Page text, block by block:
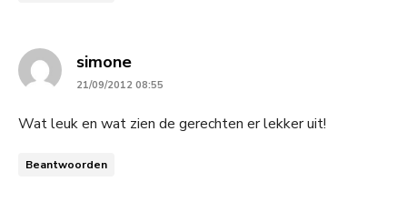
simonesays:
21/09/2012 08:55
Wat leuk en wat zien de gerechten er lekker uit!
Beantwoorden